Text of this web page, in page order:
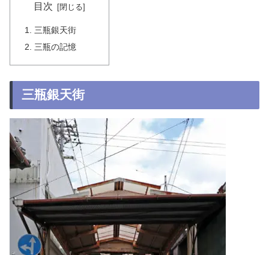
目次
三瓶銀天街
三瓶の記憶
三瓶銀天街